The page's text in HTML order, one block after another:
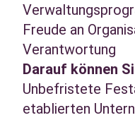
Freude an
Verantwortung
Darauf können
Unbefristete
etablierten